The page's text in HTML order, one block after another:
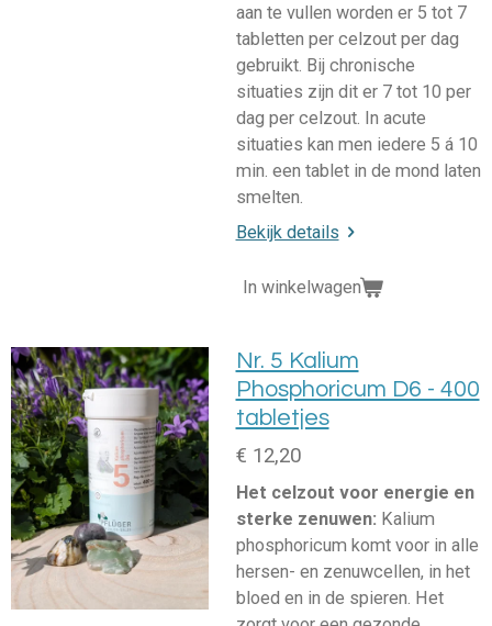
aan te vullen worden er 5 tot 7
tabletten per celzout per dag
gebruikt. Bij chronische
situaties zijn dit er 7 tot 10 per
dag per celzout. In acute
situaties kan men iedere 5 á 10
min. een tablet in de mond laten
smelten.
Bekijk details
In winkelwagen
Nr. 5 Kalium
Phosphoricum D6 - 400
tabletjes
€ 12,20
Het celzout voor energie en
sterke zenuwen: Kalium
phosphoricum komt voor in alle
hersen- en zenuwcellen, in het
bloed en in de spieren. Het